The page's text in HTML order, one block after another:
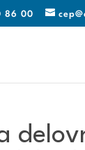
86 00